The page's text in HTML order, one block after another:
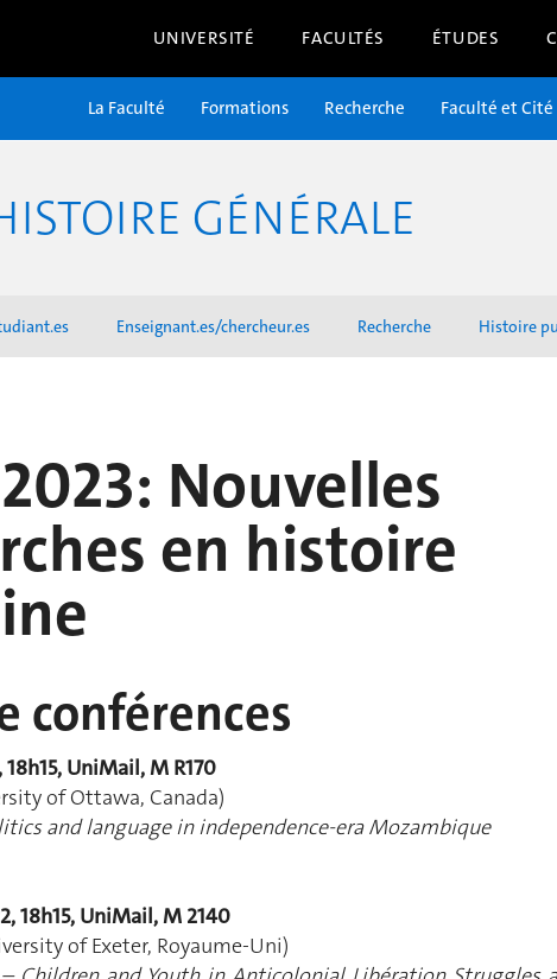
UNIVERSITÉ FACULTÉS ÉTUDES
La Faculté Formations Recherche Faculté et Cité
GÉNÉRALE
Enseignant.es/chercheur.es Recherche Histoire
Nouvelles
en histoire
conférences
UniMail, M R170
of Ottawa, Canada)
and language in independence-era Mozambique
18h15, UniMail, M 2140
of Exeter, Royaume-Uni)